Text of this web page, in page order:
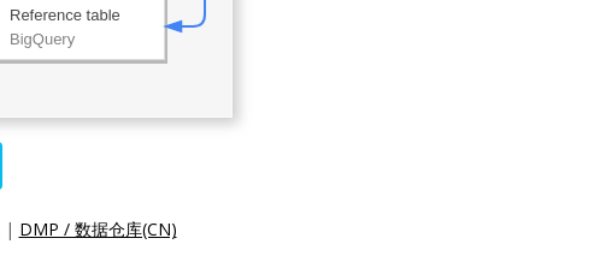
| DMP / 数据仓库(CN)